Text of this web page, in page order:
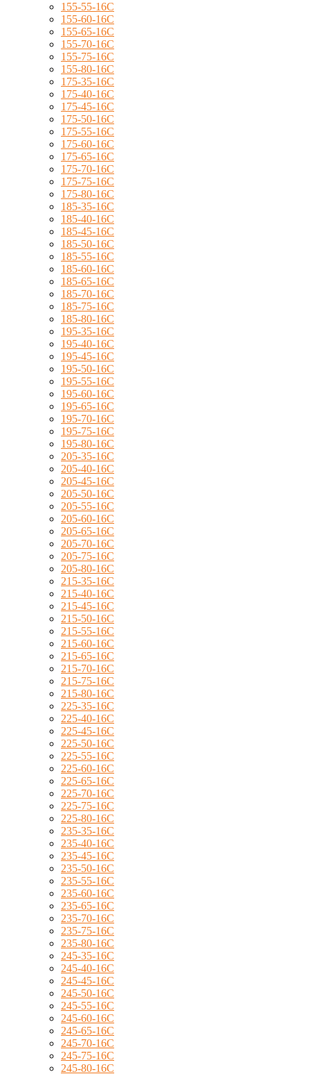
155-55-16C
155-60-16C
155-65-16C
155-70-16C
155-75-16C
155-80-16C
175-35-16C
175-40-16C
175-45-16C
175-50-16C
175-55-16C
175-60-16C
175-65-16C
175-70-16C
175-75-16C
175-80-16C
185-35-16C
185-40-16C
185-45-16C
185-50-16C
185-55-16C
185-60-16C
185-65-16C
185-70-16C
185-75-16C
185-80-16C
195-35-16C
195-40-16C
195-45-16C
195-50-16C
195-55-16C
195-60-16C
195-65-16C
195-70-16C
195-75-16C
195-80-16C
205-35-16C
205-40-16C
205-45-16C
205-50-16C
205-55-16C
205-60-16C
205-65-16C
205-70-16C
205-75-16C
205-80-16C
215-35-16C
215-40-16C
215-45-16C
215-50-16C
215-55-16C
215-60-16C
215-65-16C
215-70-16C
215-75-16C
215-80-16C
225-35-16C
225-40-16C
225-45-16C
225-50-16C
225-55-16C
225-60-16C
225-65-16C
225-70-16C
225-75-16C
225-80-16C
235-35-16C
235-40-16C
235-45-16C
235-50-16C
235-55-16C
235-60-16C
235-65-16C
235-70-16C
235-75-16C
235-80-16C
245-35-16C
245-40-16C
245-45-16C
245-50-16C
245-55-16C
245-60-16C
245-65-16C
245-70-16C
245-75-16C
245-80-16C